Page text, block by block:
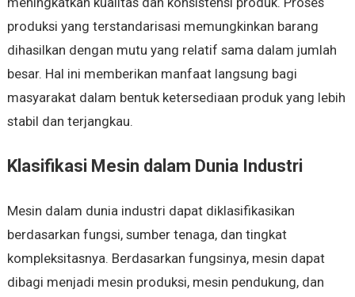
produksi yang terstandarisasi memungkinkan barang
dihasilkan dengan mutu yang relatif sama dalam jumlah
besar. Hal ini memberikan manfaat langsung bagi
masyarakat dalam bentuk ketersediaan produk yang lebih
stabil dan terjangkau.
Klasifikasi Mesin dalam Dunia Industri
Mesin dalam dunia industri dapat diklasifikasikan
berdasarkan fungsi, sumber tenaga, dan tingkat
kompleksitasnya. Berdasarkan fungsinya, mesin dapat
dibagi menjadi mesin produksi, mesin pendukung, dan